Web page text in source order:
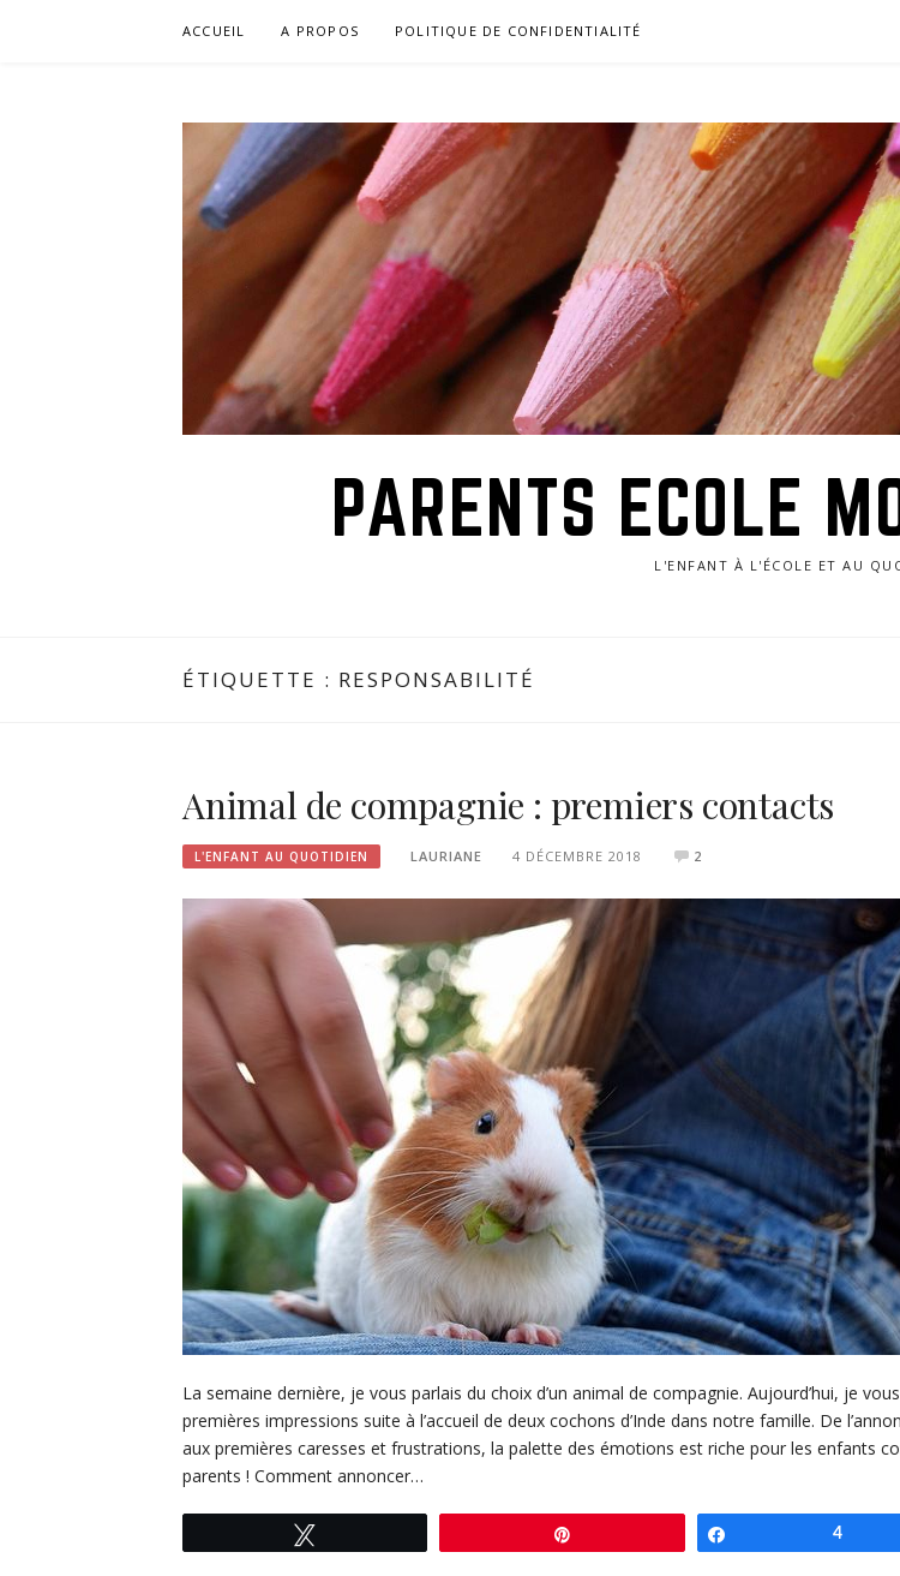
ACCUEIL A PROPOS POLITIQUE DE CONFIDENTIALITÉ
PARENTS ECOLE
L'ENFANT À L'ÉCOLE ET AU
ÉTIQUETTE : RESPONSABILITÉ
Animal de compagnie : premiers contacts
L'ENFANT AU QUOTIDIEN LAURIANE 4 DÉCEMBRE 2018 2
La semaine dernière, je vous parlais du choix d’un animal de compagnie. Aujourd’hui, je
premières impressions suite à l’accueil de deux cochons d’Inde dans notre famille. De
aux premières caresses et frustrations, la palette des émotions est riche pour les enfants
parents ! Comment annoncer…
4